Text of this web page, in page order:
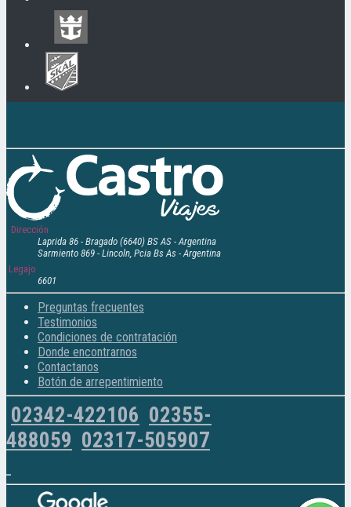
Dirección
Laprida 86 - Bragado (6640) BS AS - Argentina
Sarmiento 869 - Lincoln, Pcia Bs As - Argentina
Legajo
6601
Preguntas frecuentes
Testimonios
Condiciones de contratación
Donde encontrarnos
Contactanos
Botón de arrepentimiento
02342-422106 02355-
488059 02317-505907